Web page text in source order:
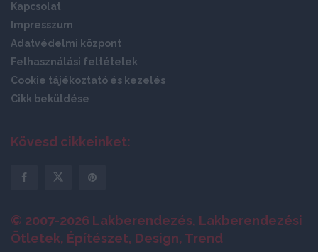
Kapcsolat
Impresszum
Adatvédelmi központ
Felhasználási feltételek
Cookie tájékoztató és kezelés
Cikk beküldése
Kövesd cikkeinket:
© 2007-2026 Lakberendezés, Lakberendezési
Ötletek, Építészet, Design, Trend